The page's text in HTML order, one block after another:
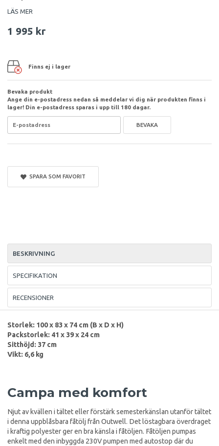
LÄS MER
1 995 kr
Finns ej i lager
Bevaka produkt
Ange din e-postadress nedan så meddelar vi dig när produkten finns i
lager! Din e-postadress sparas i upp till 180 dagar.
BEVAKA
SPARA SOM FAVORIT
BESKRIVNING
SPECIFIKATION
RECENSIONER
Storlek: 100 x 83 x 74 cm (B x D x H)
Packstorlek: 41 x 39 x 24 cm
Sitthöjd: 37 cm
Vikt: 6,6 kg
Campa med komfort
Njut av kvällen i tältet eller förstärk semesterkänslan utanför tältet
i denna uppblåsbara fåtölj från Outwell. Det löstagbara överdraget
i kraftig polyester ger en bra känsla i fåtöljen. Fåtöljen pumpas
enkelt med den inbyggda 230V pumpen med autostop där du